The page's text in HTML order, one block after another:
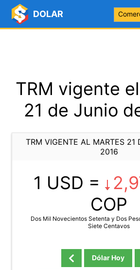
DOLAR
TRM vigente
21 de Junio
TRM VIGENTE AL MARTES 21
2016
1 USD =
COP
Dos Mil Novecientos Setenta y Dos
Siete Centavos
Dólar Hoy